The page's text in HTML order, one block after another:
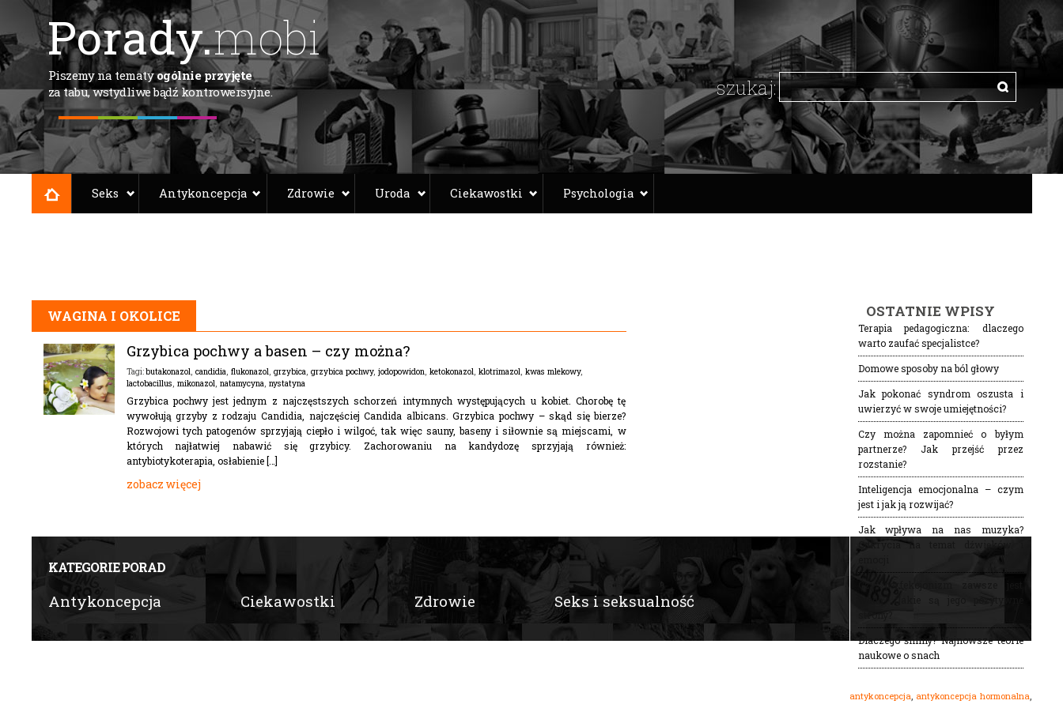
Porady.mobi
Piszemy na tematyogólnie przyjęte
za tabu, wstydliwe bądź kontrowersyjne.
Seks Antykoncepcja Zdrowie Uroda Ciekawostki Psychologia
WAGINA I OKOLICE
Grzybica pochwy a basen – czy można?
Tagi:butakonazol, candidia, flukonazol, grzybica, grzybica pochwy, jodopowidon, ketokonazol, klotrimazol, kwas mlekowy,
lactobacillus, mikonazol, natamycyna, nystatyna
Grzybica pochwy jest jednym z najczęstszych schorzeń intymnych występujących u kobiet. Chorobę tę
wywołują grzyby z rodzaju Candidia, najczęściej Candida albicans. Grzybica pochwy – skąd się bierze?
Rozwojowi tych patogenów sprzyjają ciepło i wilgoć, tak więc sauny, baseny i siłownie są miejscami, w
których najłatwiej nabawić się grzybicy. Zachorowaniu na kandydozę sprzyjają również:
antybiotykoterapia, osłabienie […]
zobacz więcej
KATEGORIE PORAD
Antykoncepcja Ciekawostki Zdrowie Seks i seksualność
OSTATNIE WPISY
Terapia pedagogiczna: dlaczego
warto zaufać specjalistce?
Domowe sposoby na ból głowy
Jak pokonać syndrom oszusta i
uwierzyć w swoje umiejętności?
Czy można zapomnieć o byłym
partnerze? Jak przejść przez
rozstanie?
Inteligencja emocjonalna – czym
jest i jak ją rozwijać?
Jak wpływa na nas muzyka?
Odkrycia na temat dźwięków i
strony?
Dlaczego śnimy? Najnowsze teorie
naukowe o snach
antykoncepcja antykoncepcja hormonalna